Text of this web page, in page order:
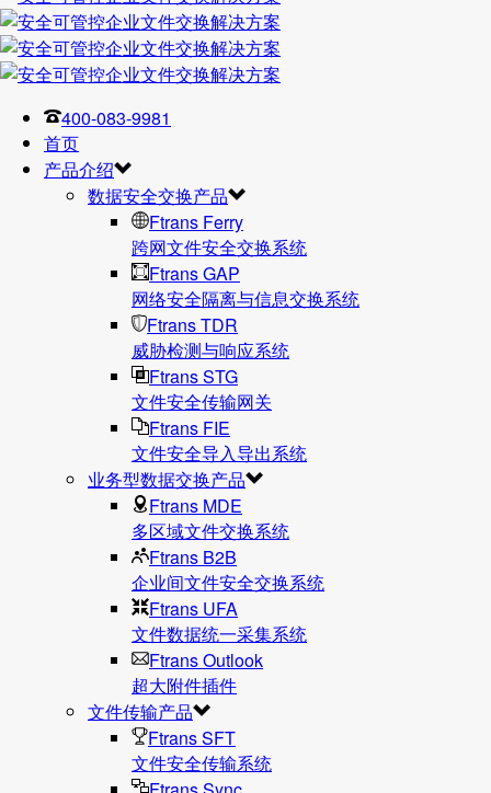
400-083-9981
首页
产品介绍
数据安全交换产品
Ftrans Ferry
跨网文件安全交换系统
Ftrans GAP
网络安全隔离与信息交换系统
Ftrans TDR
威胁检测与响应系统
Ftrans STG
文件安全传输网关
Ftrans FIE
文件安全导入导出系统
业务型数据交换产品
Ftrans MDE
多区域文件交换系统
Ftrans B2B
企业间文件安全交换系统
Ftrans UFA
文件数据统⼀采集系统
Ftrans Outlook
超大附件插件
文件传输产品
Ftrans SFT
文件安全传输系统